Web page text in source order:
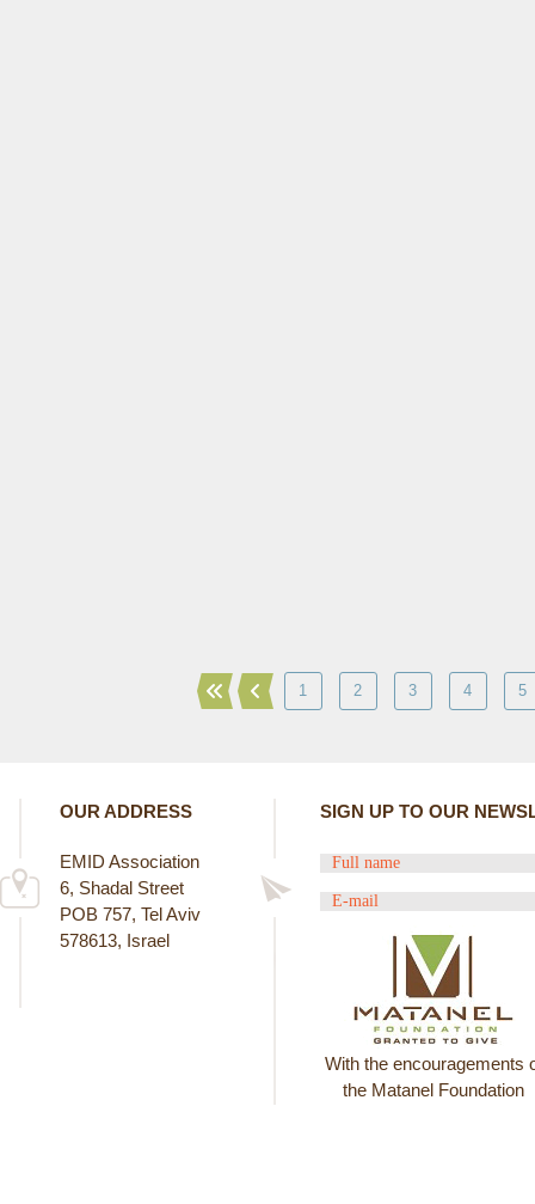
1 2 3 4 5
OUR ADDRESS
EMID Association
6, Shadal Street
POB 757, Tel Aviv
578613, Israel
SIGN UP TO OUR
With the encouragements
the Matanel Foundation